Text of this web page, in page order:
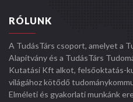
RÓLUNK
A TudásTárs csoport, amelyet a
Alapítvány és a TudásTárs
Kutatási Kft alkot, felsőoktatás-
világához kötődő
Elméleti és gyakorlati munkánk